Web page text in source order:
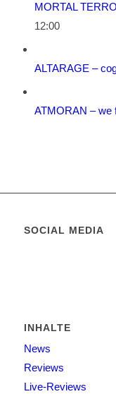
MORTAL
12:00
ALTARAGE –
ATMORAN – we
SOCIAL MEDIA
INHALTE
News
Reviews
Live-Reviews